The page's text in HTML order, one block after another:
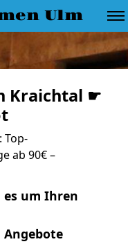
Ulm
Kraichtal ☛
Top-
ab 90€ –
um Ihren